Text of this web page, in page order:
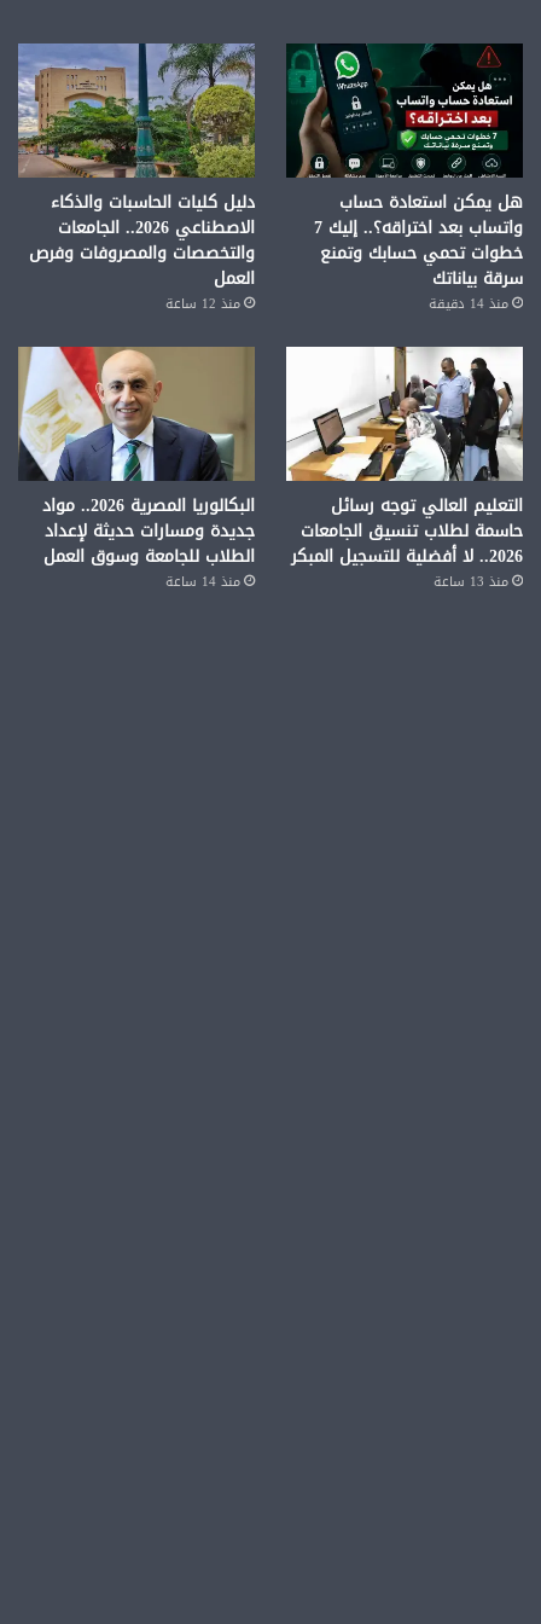
هل يمكن استعادة حساب
واتساب بعد اختراقه؟.. إليك 7
خطوات تحمي حسابك وتمنع
سرقة بياناتك
منذ 14 دقيقة
دليل كليات الحاسبات والذكاء
الاصطناعي 2026.. الجامعات
والتخصصات والمصروفات وفرص
العمل
منذ 12 ساعة
التعليم العالي توجه رسائل
حاسمة لطلاب تنسيق الجامعات
2026.. لا أفضلية للتسجيل المبكر
منذ 13 ساعة
البكالوريا المصرية 2026.. مواد
جديدة ومسارات حديثة لإعداد
الطلاب للجامعة وسوق العمل
منذ 14 ساعة